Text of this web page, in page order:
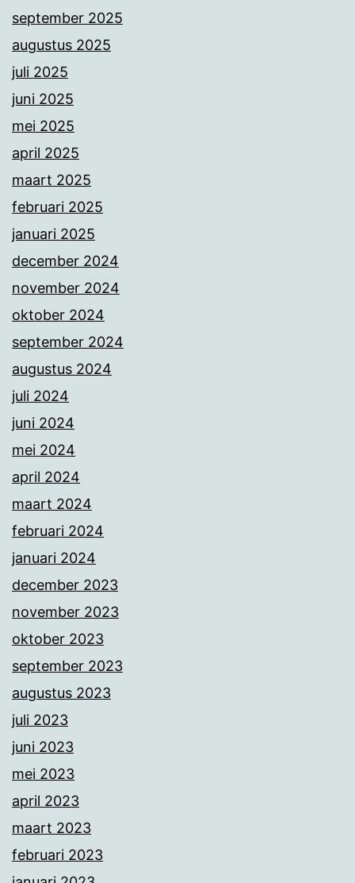
september 2025
augustus 2025
juli 2025
juni 2025
mei 2025
april 2025
maart 2025
februari 2025
januari 2025
december 2024
november 2024
oktober 2024
september 2024
augustus 2024
juli 2024
juni 2024
mei 2024
april 2024
maart 2024
februari 2024
januari 2024
december 2023
november 2023
oktober 2023
september 2023
augustus 2023
juli 2023
juni 2023
mei 2023
april 2023
maart 2023
februari 2023